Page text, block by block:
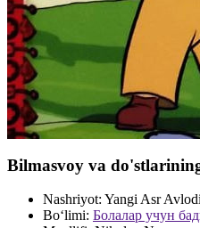
Bilmasvoy va
Nashriyot: Yangi Asr
Bo‘limi: Болалар учун